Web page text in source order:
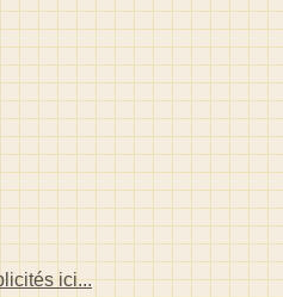
ici...